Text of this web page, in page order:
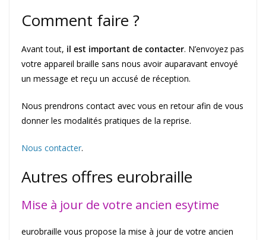
Comment faire ?
Avant tout, il est important de contacter. N’envoyez pas
votre appareil braille sans nous avoir auparavant envoyé
un message et reçu un accusé de réception.
Nous prendrons contact avec vous en retour afin de vous
donner les modalités pratiques de la reprise.
Nous contacter.
Autres offres eurobraille
Mise à jour de votre ancien esytime
eurobraille vous propose la mise à jour de votre ancien